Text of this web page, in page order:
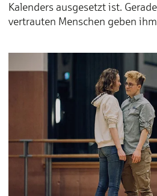
Kalenders ausgesetzt ist.
vertrauten Menschen geben